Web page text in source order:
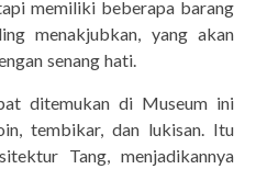
memiliki beberapa barang
menakjubkan, yang akan
senang hati.
ditemukan di Museum ini
tembikar, dan lukisan. Itu
Tang, menjadikannya